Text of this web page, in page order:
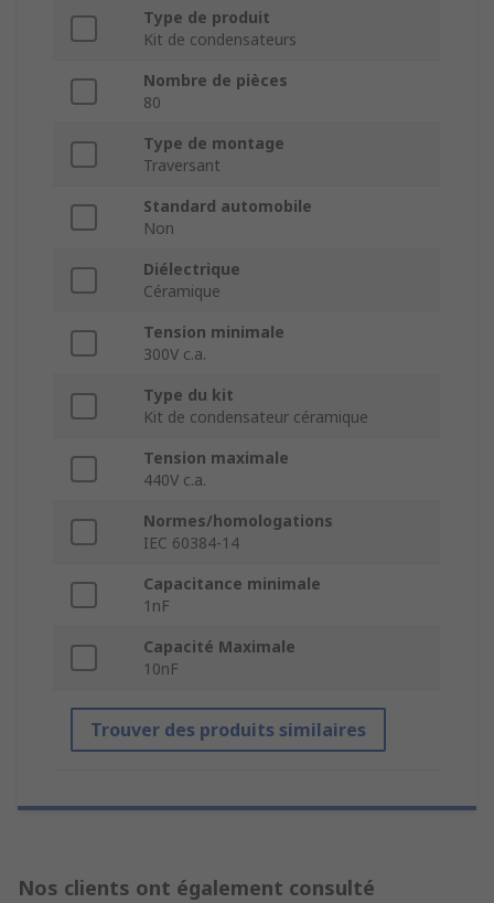
Type de produit
Kit de condensateurs
Nombre de pièces
80
Type de montage
Traversant
Standard automobile
Non
Diélectrique
Céramique
Tension minimale
300V c.a.
Type du kit
Kit de condensateur céramique
Tension maximale
440V c.a.
Normes/homologations
IEC 60384-14
Capacitance minimale
1nF
Capacité Maximale
10nF
Trouver des produits similaires
Nos clients ont également consulté